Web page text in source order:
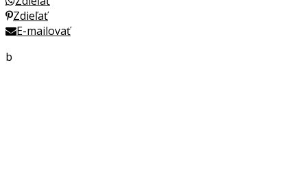
Zdieľať
E-mailovať
b